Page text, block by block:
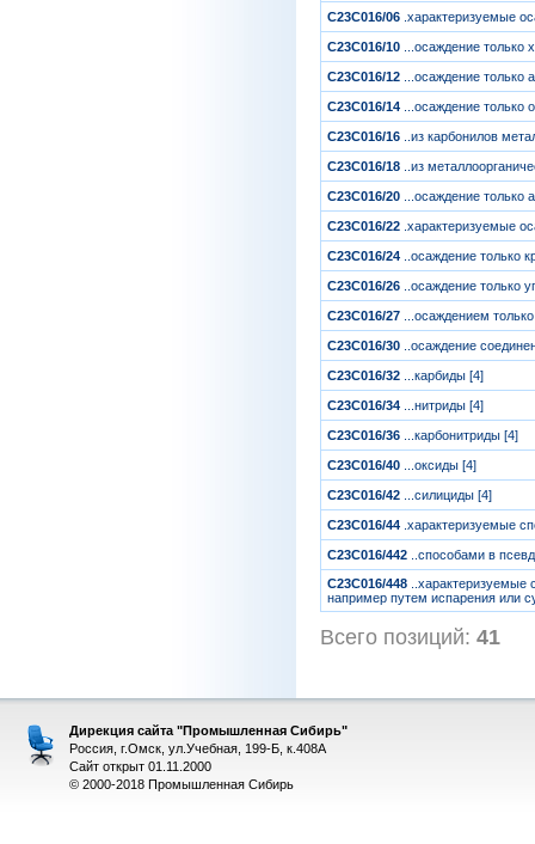
C23C016/06 .характеризуемые
C23C016/10 ...осаждение только
C23C016/12 ...осаждение только
C23C016/14 ...осаждение только
C23C016/16 ..из карбонилов
C23C016/18 ..из
C23C016/20 ...осаждение только
C23C016/22 .характеризуемые
C23C016/24 ..осаждение только
C23C016/26 ..осаждение только
C23C016/27 ...осаждением
C23C016/30 ..осаждение
C23C016/32 ...карбиды [4]
C23C016/34 ...нитриды [4]
C23C016/36 ...карбонитриды [4]
C23C016/40 ...оксиды [4]
C23C016/42 ...силициды [4]
C23C016/44 .характеризуемые
C23C016/442
..способами в
C23C016/448
например путем испарения или
Всего позиций: 41
Дирекция сайта "Промышленная Сибирь"
Россия, г.Омск, ул.Учебная, 199-Б, к.408А
Сайт открыт 01.11.2000
© 2000-2018 Промышленная Сибирь